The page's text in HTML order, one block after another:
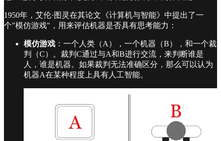
1950年，艾伦·图灵在其论文《计算机与智能》中提出了一
个"模仿游戏"，用来评估机器是否具有思考能力：
模仿游戏 ：一个人类（A），一个机器（B），和一个裁
判（C）。裁判C通过与A和B进行交流，来判断谁是
人，谁是机器。如果裁判无法准确区分，那么可以认为
机器A在某种程度上具有人工智能。